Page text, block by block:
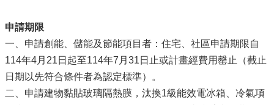
申請期限
一、申請創能、儲能及節能項目者：住宅、社區申請期限自
114年4月21日起至114年7月31日止或計畫經費用罄止（截止
日期以先符合條件者為認定標準）。
二、申請建物黏貼玻璃隔熱膜，汰換1級能效電冰箱、冷氣項